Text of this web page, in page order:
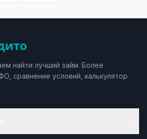
найти лучший займ. Более
сравнение условий, калькулятор